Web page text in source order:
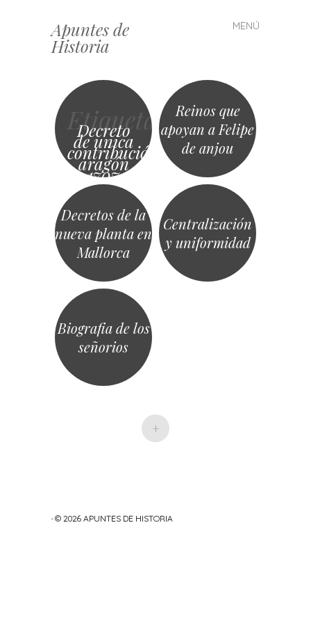
Apuntes de
Historia
MENÚ
Saltar
al
Etiqueta
Decreto
de unica
contribución
aragón
1707
Reinos que
apoyan a Felipe
de anjou
Decretos de la
nueva planta en
Mallorca
Centralización
y uniformidad
Biografia de los
señorios
+
· © 2026 APUNTES DE HISTORIA